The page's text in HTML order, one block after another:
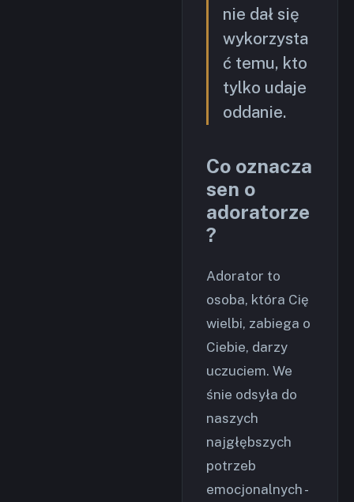
nie dał się
wykorzysta
ć temu, kto
tylko udaje
oddanie.
Co oznacza
sen o
adoratorze
?
Adorator to
osoba, która Cię
wielbi, zabiega o
Ciebie, darzy
uczuciem. We
śnie odsyła do
naszych
najgłębszych
potrzeb
emocjonalnych -